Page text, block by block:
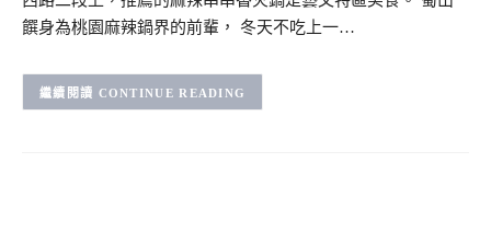
饌身為桃園麻辣鍋界的前輩， 冬天不吃上一…
CONTINUE READING